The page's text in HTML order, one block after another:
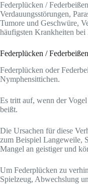
Federplücken /
Verdauungsstörungen,
Tumore und Geschwüre,
häufigsten Krankheiten
Federplücken / Federbeißen
Federplücken oder
Nymphensittichen.
Es tritt auf, wenn der
beißt.
Die Ursachen für diese
zum Beispiel Langeweile,
Mangel an geistiger und
Um Federplücken zu
Spielzeug, Abwechslung